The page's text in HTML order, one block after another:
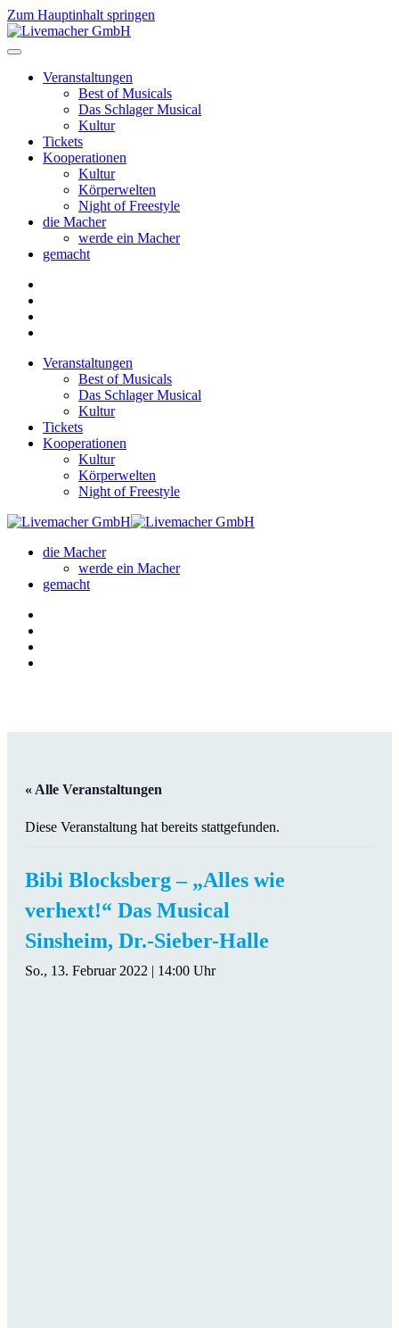
Zum Hauptinhalt springen
Veranstaltungen
Best of Musicals
Das Schlager Musical
Kultur
Tickets
Kooperationen
Kultur
Körperwelten
Night of Freestyle
die Macher
werde ein Macher
gemacht
Veranstaltungen
Best of Musicals
Das Schlager Musical
Kultur
Tickets
Kooperationen
Kultur
Körperwelten
Night of Freestyle
die Macher
werde ein Macher
gemacht
« Alle Veranstaltungen
Diese Veranstaltung hat bereits stattgefunden.
Bibi Blocksberg – „Alles wie
verhext!“ Das Musical
Sinsheim, Dr.-Sieber-Halle
So., 13. Februar 2022 | 14:00 Uhr